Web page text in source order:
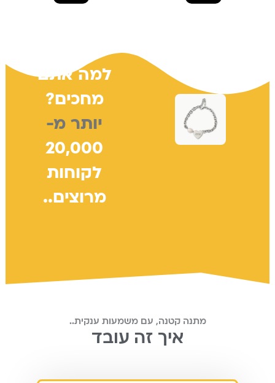
למה אתם
מחכים?
יותר מ-
20,000
לקוחות
מרוצים..
מתנה קטנה, עם משמעות ענקית..
איך זה עובד